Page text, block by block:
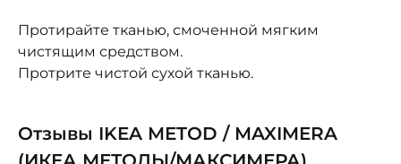
Протирайте тканью, смоченной мягким
чистящим средством.
Протрите чистой сухой тканью.
Отзывы IKEA METOD / MAXIMERA